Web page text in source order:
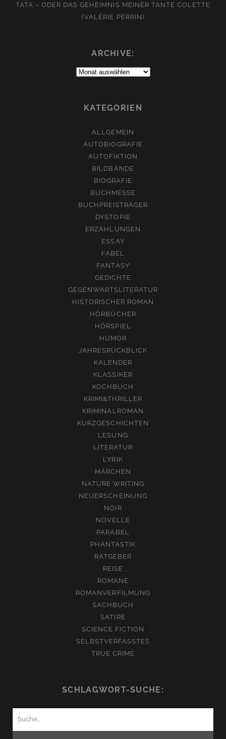
TATA – ODER DAS GEHEIMNIS MEINER TANTE COLETTE
(VALÉRIE PERRIN)
ARCHIVE:
Archive:
KATEGORIEN
ALLGEMEIN
AUTOBIOGRAFIE
AUTOFIKTION
BILDBÄNDE
BIOGRAFIE
BUCHMESSE
BUCHPREISTRÄGER
DYSTOPIE
ERZÄHLUNGEN
ESSAY
FABEL
FANTASY
GEDICHTE
GEGENWARTSLITERATUR
HISTORISCHER ROMAN
HÖRBÜCHER
HÖRSPIEL
HUMOR
JAHRESRÜCKBLICK
KALENDER
KLASSIKER
KOCHBUCH
KRIMI&THRILLER
KRIMINALROMAN
KURZGESCHICHTEN
LESUNG
LITERATUR
LYRIK
MÄRCHEN
NATURE WRITING
NEUERSCHEINUNG
NOIR
NOVELLE
PARABEL
PHANTASTIK
RATGEBER
REISE
ROMANE
ROMANVERFILMUNG
SACHBUCH
SATIRE
SCIENCE FICTION
SELBSTVERFASSTES
TRUE CRIME
SCHLAGWORT-SUCHE: